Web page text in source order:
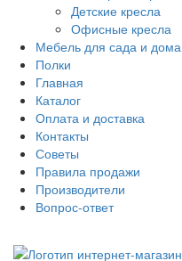
Детские кресла
Офисные кресла
Мебель для сада и дома
Полки
Главная
Каталог
Оплата и доставка
Контакты
Советы
Правила продажи
Производители
Вопрос-ответ